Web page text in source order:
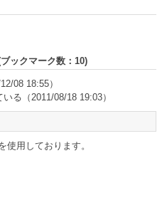
ックマーク数： 10)
12/08 18:55）
いる （2011/08/18 19:03）
用しております。